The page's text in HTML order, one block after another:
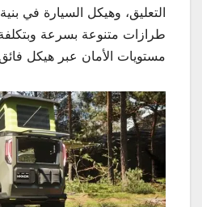
التعليق، وهيكل السيارة في
طرازات متنوعة بسرعة
مستويات الأمان عبر هيكل فائق